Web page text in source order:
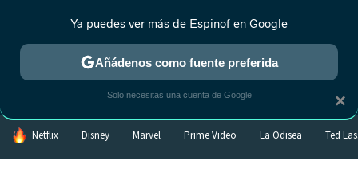
ESTRENOS REALITY ANIME RANKINGS CINE
HOY SE HABLA DE
Netflix Disney Marvel Prime Video La Odisea Ted
×
Ya puedes ver más de Espinof en Google
Añádenos como fuente preferida
Solo necesitas una cuenta de Google